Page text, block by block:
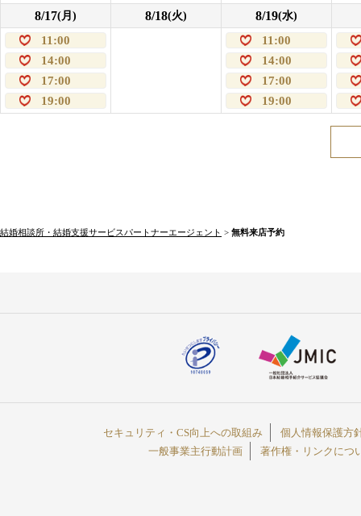
8/17(月)
11:00
14:00
17:00
19:00
8/18(火) 8/19(水)
11:00
14:00
17:00
19:00
結婚相談所・結婚支援サービスパートナーエージェント > 無料来店予約
セキュリティ・CS向上への取組み
個人情報保護方
一般事業主行動計画
著作権・リンクにつ